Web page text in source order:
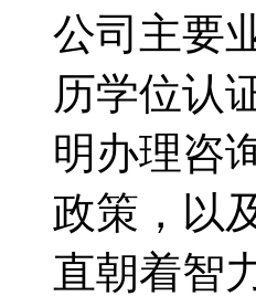
公司主要
历学位认
明办理咨
政策，以
直朝着智